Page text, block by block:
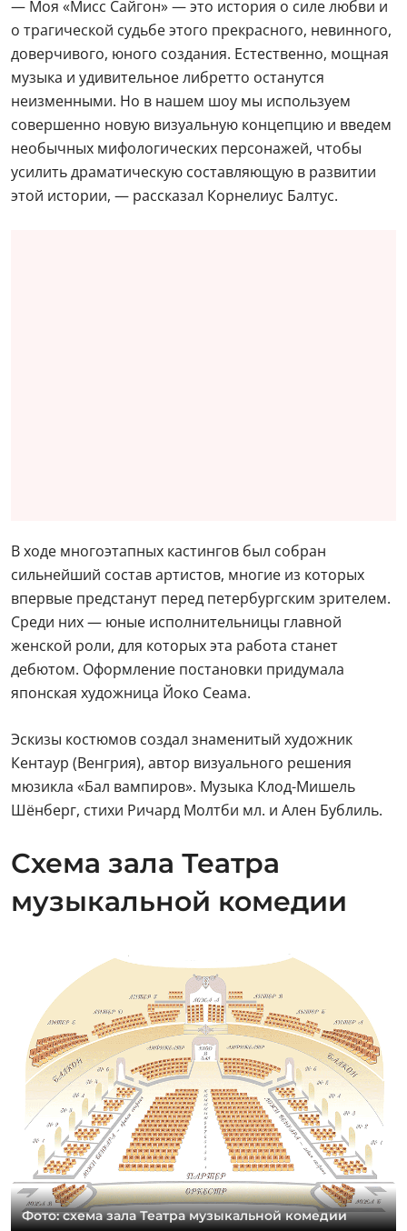
— Моя «Мисс Сайгон» — это история о силе любви и
о трагической судьбе этого прекрасного, невинного,
доверчивого, юного создания. Естественно, мощная
музыка и удивительное либретто останутся
неизменными. Но в нашем шоу мы используем
совершенно новую визуальную концепцию и введем
необычных мифологических персонажей, чтобы
усилить драматическую составляющую в развитии
этой истории, — рассказал Корнелиус Балтус.
В ходе многоэтапных кастингов был собран
сильнейший состав артистов, многие из которых
впервые предстанут перед петербургским зрителем.
Среди них — юные исполнительницы главной
женской роли, для которых эта работа станет
дебютом. Оформление постановки придумала
японская художница Йоко Сеама.
Эскизы костюмов создал знаменитый художник
Кентаур (Венгрия), автор визуального решения
мюзикла «Бал вампиров». Музыка Клод-Мишель
Шёнберг, стихи Ричард Молтби мл. и Ален Бублиль.
Схема зала Театра
музыкальной комедии
Фото: схема зала Театра музыкальной комедии